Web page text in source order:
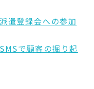
遣登録会への参加
で顧客の掘り起